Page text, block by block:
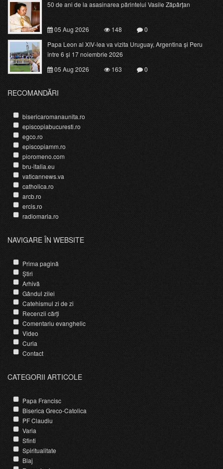
50 de ani de la asasinarea părintelui Vasile Zăpârțan
05 Aug 2026 148
0
Papa Leon al XIV-lea va vizita Uruguay, Argentina și Peru
între 6 și 17 noiembrie 2026
05 Aug 2026
163 0
RECOMANDĂRI
bisericaromanaunita.ro
episcopiabucuresti.ro
egco.ro
episcopiamm.ro
pioromeno.com
bru-italia.eu
vaticannews.va
catholica.ro
arcb.ro
ercis.ro
radiomaria.ro
NAVIGARE ÎN WEBSITE
Prima pagină
Știri
Arhivă
Gândul zilei
Catehismul zi de zi
Recenzii cărți
Comentariu evanghelic
Video
Curia
Contact
CATEGORII ARTICOLE
Papa Francisc
Biserica Greco-Catolica
PF Claudiu
Varia
Sfinti
Spiritualitate
Blaj